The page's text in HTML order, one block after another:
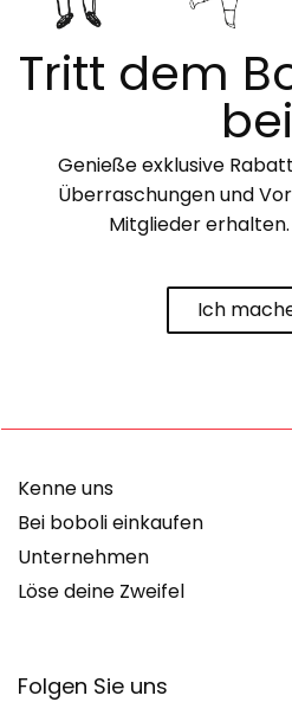
Tritt dem
Genieße exklusive
Überraschungen und
Mitglieder
Ich
Folgen Sie uns
Kenne uns
Bei boboli einkaufen
Unternehmen
Löse deine Zweifel